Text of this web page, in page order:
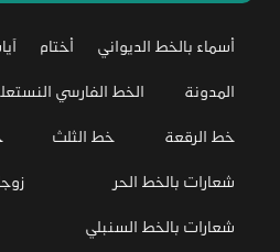
أختام أسماء بالخط الديواني
الخط الفارسي المدونة
خط الثلث خط الرقعة
شعارات بالخط الحر
شعارات بالخط السنبلي